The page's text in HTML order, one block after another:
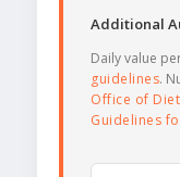
Additional
Daily value
guidelines.
Office of
Guidelines